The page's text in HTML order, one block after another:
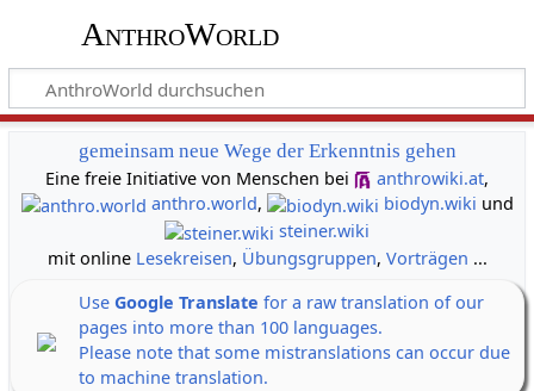
AnthroWorld
gemeinsam neue Wege der Erkenntnis gehen
Eine freie Initiative von Menschen bei
anthrowiki.at,
anthro.world, biodyn.wiki und
steiner.wiki
mit online Lesekreisen, Übungsgruppen, Vorträgen ...
Use Google Translate for a raw translation of our
pages into more than 100 languages.
Please note that some mistranslations can occur due
to machine translation.